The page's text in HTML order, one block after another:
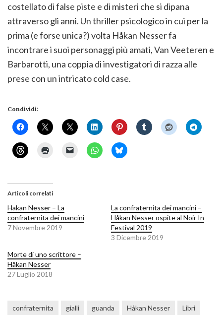
costellato di false piste e di misteri che si dipana
attraverso gli anni. Un thriller psicologico in cui per la
prima (e forse unica?) volta Håkan Nesser fa
incontrare i suoi personaggi più amati, Van Veeteren e
Barbarotti, una coppia di investigatori di razza alle
prese con un intricato cold case.
Condividi:
Articoli correlati
Hakan Nesser – La
confraternita dei mancini
7 Novembre 2019
La confraternita dei mancini –
Håkan Nesser ospite al Noir In
Festival 2019
3 Dicembre 2019
Morte di uno scrittore –
Håkan Nesser
27 Luglio 2018
confraternita gialli guanda Håkan Nesser
Libri